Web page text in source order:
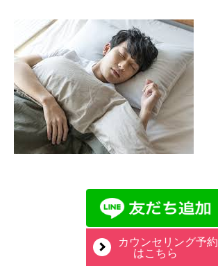
カウンセリング予約
はこちら